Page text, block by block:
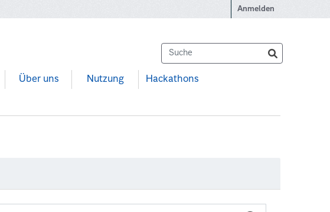
Anmelden
Über uns Nutzung Hackathons